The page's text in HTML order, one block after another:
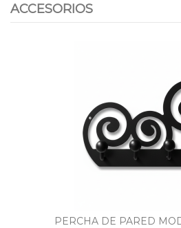
ACCESORIOS
PERCHA DE PARED